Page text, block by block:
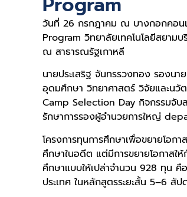
วันที่ 26 กรกฎาคม ณ บางกอกคอนเ
Program วิทยาลัยเทคโนโลยีสยาม
ณ สาธารณรัฐเกาหลี
นายประเสริฐ จันทรรวงทอง รองน
อุดมศึกษา วิทยาศาสตร์ วิจัยและน
Camp Selection Day กิจกรรมจับ
รักษาการรองผู้อำนวยการใหญ่
โครงการทุนการศึกษาเพื่อขยายโอ
ศึกษาในอดีต แต่มีการขยายโอกาสใ
ศึกษาแบบให้เปล่าจำนวน 928 ทุน คื
ประเทศ ในหลักสูตรระยะสั้น 5–6 สั